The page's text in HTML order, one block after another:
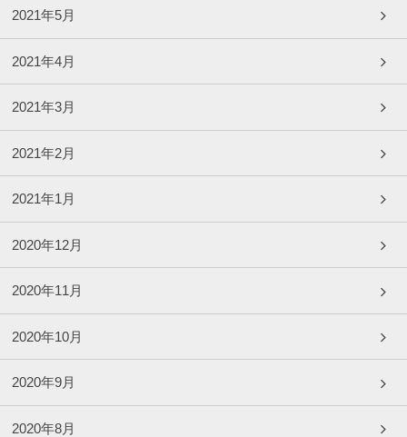
2021年5月
2021年4月
2021年3月
2021年2月
2021年1月
2020年12月
2020年11月
2020年10月
2020年9月
2020年8月